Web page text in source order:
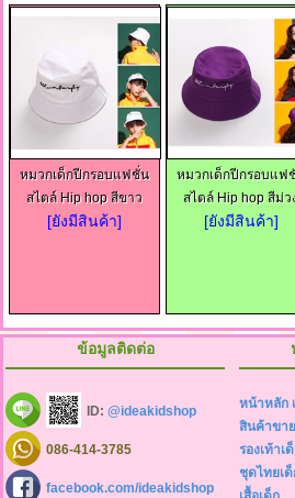
หมวกเด็กปีกรอบแฟชั่น
สไตล์ Hip hop สีขาว
[ยังมีสินค้า]
หมวกเด็กปีกรอบแฟ
สไตล์ Hip hop สีม่ว
[ยังมีสินค้า]
ข้อมูลติดต่อ
ID: @ideakidshop
086-414-3785
facebook.com/ideakidshop
หน้าหลัก
สินค้าขา
รองเท้าเ
ชุดไทยเด็